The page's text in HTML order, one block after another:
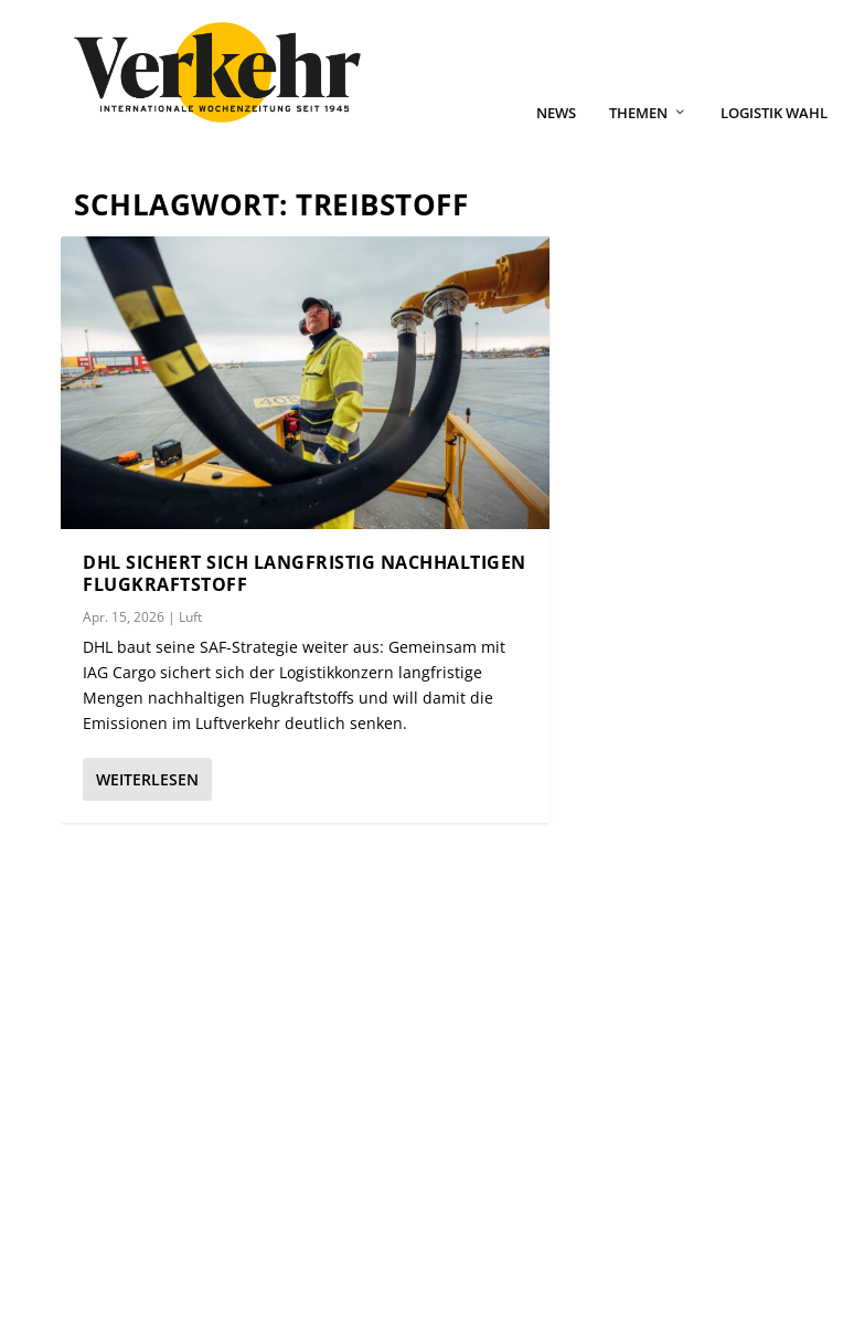
NEWS THEMEN LOGISTIK WAHL
SCHLAGWORT:TREIBSTOFF
DHL SICHERT SICH LANGFRISTIG NACHHALTIGEN
FLUGKRAFTSTOFF
Apr. 15, 2026 | Luft
DHL baut seine SAF-Strategie weiter aus: Gemeinsam mit
IAG Cargo sichert sich der Logistikkonzern langfristige
Mengen nachhaltigen Flugkraftstoffs und will damit die
Emissionen im Luftverkehr deutlich senken.
WEITERLESEN